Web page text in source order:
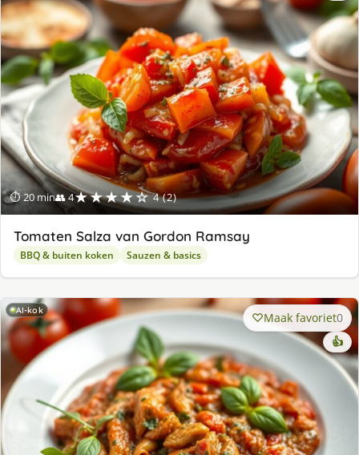
⏱ 20 min👥 4★★★★☆ 4 (2)
Tomaten Salza van Gordon Ramsay
BBQ & buiten koken Sauzen & basics
AI-kok Maak favoriet0
👍